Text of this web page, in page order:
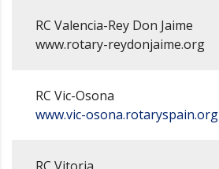
RC Valencia-Rey Don Jaime
www.rotary-reydonjaime.org
RC Vic-Osona
www.vic-osona.rotaryspain.org